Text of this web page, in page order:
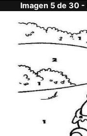
Imagen 5 de 30 -